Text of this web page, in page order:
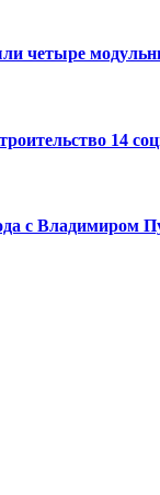
четыре
14
с Владимиром